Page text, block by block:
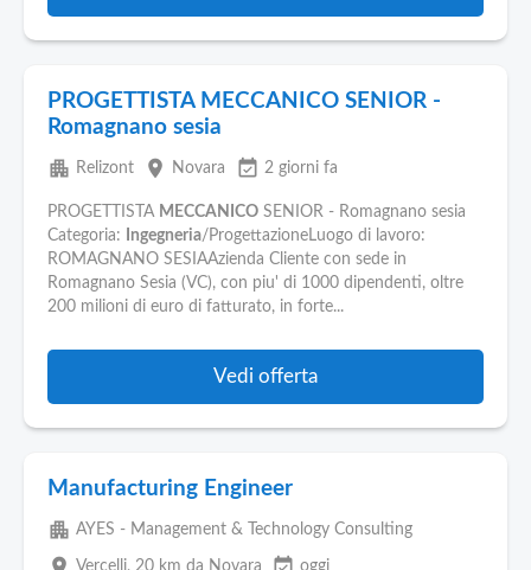
PROGETTISTA MECCANICO SENIOR -
Romagnano sesia
apartment Relizont place Novara event_available 2 giorni fa
PROGETTISTA MECCANICO SENIOR - Romagnano sesia
Categoria:
Ingegneria/ProgettazioneLuogo di lavoro:
ROMAGNANO SESIAAzienda Cliente con sede in
Romagnano Sesia (VC), con piu' di 1000 dipendenti, oltre
200 milioni di euro di fatturato, in forte...
Vedi offerta
Manufacturing Engineer
apartment AYES - Management & Technology Consulting
Vercelli, 20 km da Novara oggi